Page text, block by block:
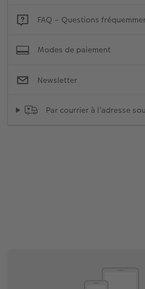
FAQ – Questions
Modes de paiement
Newsletter
Par courrier à l’adresse